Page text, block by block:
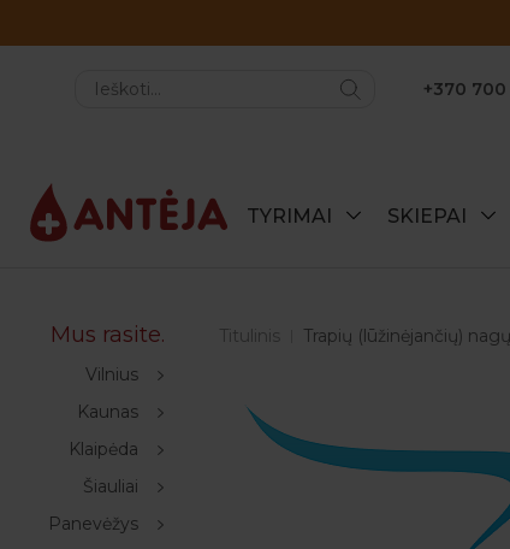
+370 700
TYRIMAI SKIEPAI
Mus rasite.
Vilnius
Kaunas
Klaipėda
Šiauliai
Panevėžys
Titulinis Trapių (lūžinėjančių)